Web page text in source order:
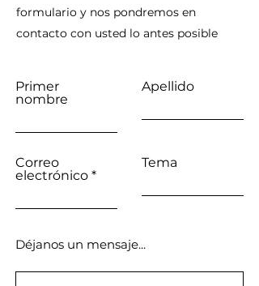
formulario y nos pondremos en
contacto con usted lo antes posible
Primer
nombre
Apellido
Correo
electrónico
Tema
Déjanos un mensaje...